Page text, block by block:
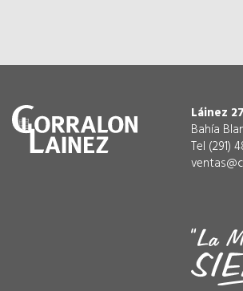
Láinez
Bahía
Tel (291)